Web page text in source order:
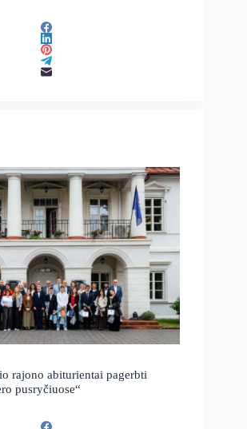
rajono abiturientai pagerbti
pusryčiuose“